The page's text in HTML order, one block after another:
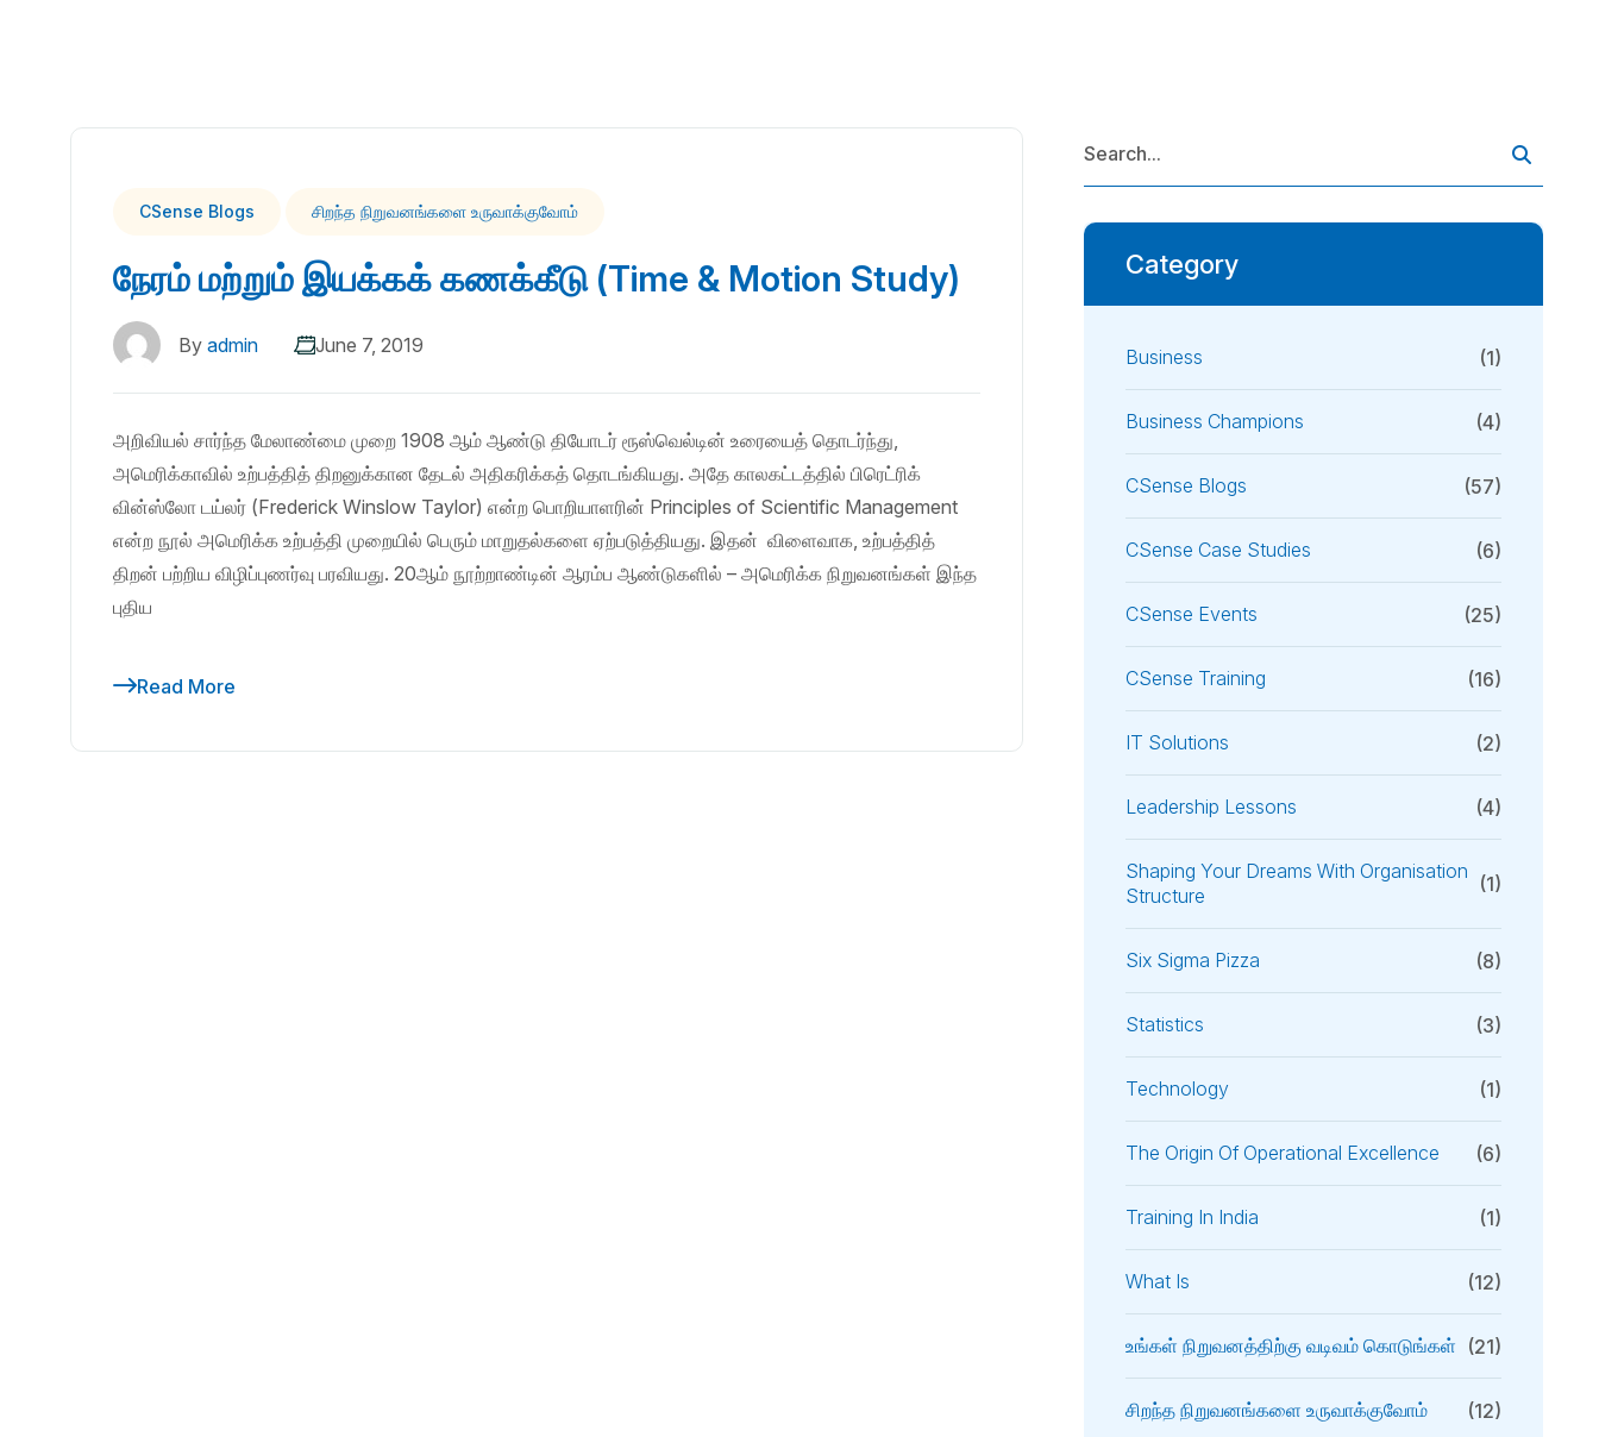
CSense Blogs சிறந்த நிறுவனங்களை உருவாக்குவோம்
நேரம் மற்றும் இயக்கக் கணக்கீடு (Time & Motion Study)
By admin June 7, 2019
அறிவியல் சார்ந்த மேலாண்மை முறை 1908 ஆம் ஆண்டு தியோடர் ரூஸ்வெல்டின் உரையைத் தொடர்ந்து,
அமெரிக்காவில் உற்பத்தித் திறனுக்கான தேடல் அதிகரிக்கத் தொடங்கியது. அதே காலகட்டத்தில் பிரெட்ரிக்
வின்ஸ்லோ டய்லர் (Frederick Winslow Taylor) என்ற பொறியாளரின் Principles of Scientific Management
என்ற நூல் அமெரிக்க உற்பத்தி முறையில் பெரும் மாறுதல்களை ஏற்படுத்தியது. இதன் விளைவாக, உற்பத்தித்
திறன் பற்றிய விழிப்புணர்வு பரவியது. 20ஆம் நூற்றாண்டின் ஆரம்ப ஆண்டுகளில் – அமெரிக்க நிறுவனங்கள் இந்த
புதிய
Read More
Category
Business (1)
Business Champions (4)
CSense Blogs (57)
CSense Case Studies (6)
CSense Events (25)
CSense Training (16)
IT Solutions (2)
Leadership Lessons (4)
Shaping Your Dreams With Organisation
Structure
(1)
Six Sigma Pizza (8)
Statistics (3)
Technology (1)
The Origin Of Operational Excellence (6)
Training In India (1)
What Is (12)
உங்கள் நிறுவனத்திற்கு வடிவம் கொடுங்கள் (21)
சிறந்த நிறுவனங்களை உருவாக்குவோம் (12)